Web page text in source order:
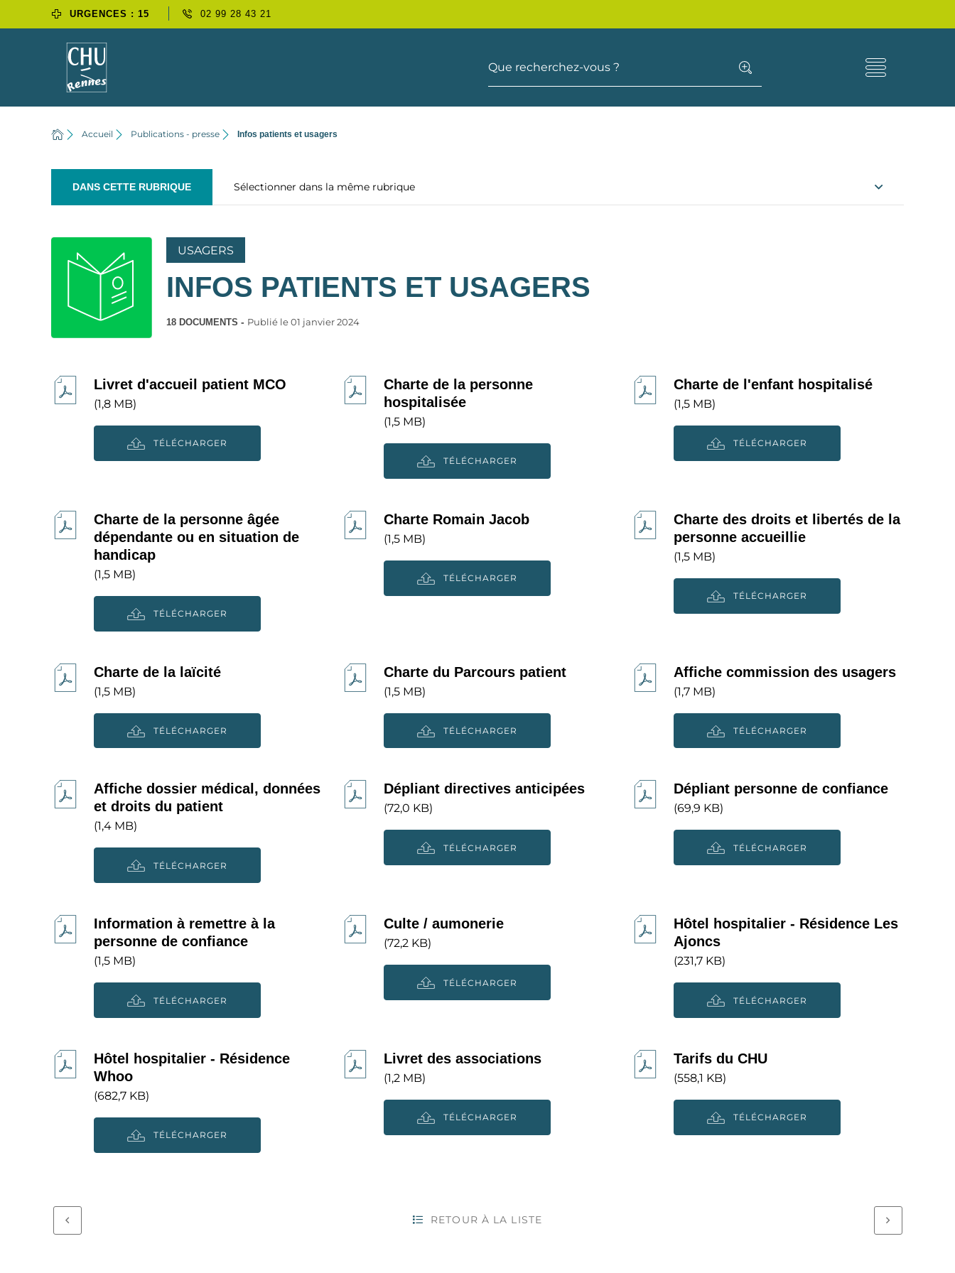
URGENCES : 15 02 99 28 43 21
Que recherchez-vous ?
Accueil Publications - presse Infos patients et usagers
DANS CETTE RUBRIQUE Sélectionner dans la même rubrique
USAGERS
INFOS PATIENTS ET USAGERS
18 DOCUMENTS Publié le01 janvier 2024
Livret d'accueil patient MCO
(1,8 MB)
TÉLÉCHARGER
Charte de la personne
hospitalisée
(1,5 MB)
TÉLÉCHARGER
Charte de l'enfant hospitalisé
(1,5 MB)
TÉLÉCHARGER
Charte de la personne âgée
dépendante ou en situation de
handicap
(1,5 MB)
TÉLÉCHARGER
Charte Romain Jacob
(1,5 MB)
TÉLÉCHARGER
Charte des droits et libertés de la
personne accueillie
(1,5 MB)
TÉLÉCHARGER
Charte de la laïcité
(1,5 MB)
TÉLÉCHARGER
Charte du Parcours patient
(1,5 MB)
TÉLÉCHARGER
Affiche commission des usagers
(1,7 MB)
TÉLÉCHARGER
Affiche dossier médical, données
et droits du patient
(1,4 MB)
TÉLÉCHARGER
Dépliant directives anticipées
(72,0 KB)
TÉLÉCHARGER
Dépliant personne de confiance
(69,9 KB)
TÉLÉCHARGER
Information à remettre à la
personne de confiance
(1,5 MB)
TÉLÉCHARGER
Culte / aumonerie
(72,2 KB)
TÉLÉCHARGER
Hôtel hospitalier - Résidence Les
Ajoncs
(231,7 KB)
TÉLÉCHARGER
Hôtel hospitalier - Résidence
Whoo
(682,7 KB)
TÉLÉCHARGER
Livret des associations
(1,2 MB)
TÉLÉCHARGER
Tarifs du CHU
(558,1 KB)
TÉLÉCHARGER
RETOUR À LA LISTE